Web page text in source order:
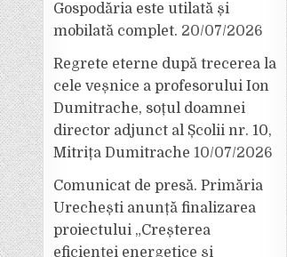
Gospodăria este utilată și
mobilată complet. 20/07/2026
Regrete eterne după trecerea la
cele veșnice a profesorului Ion
Dumitrache, soțul doamnei
director adjunct al Școlii nr. 10,
Mitrița Dumitrache 10/07/2026
Comunicat de presă. Primăria
Urechești anunță finalizarea
proiectului „Creșterea
eficienței energetice și